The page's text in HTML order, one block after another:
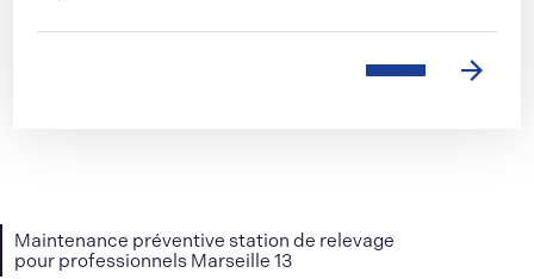
Maintenance préventive station de relevage
pour professionnels Marseille 13